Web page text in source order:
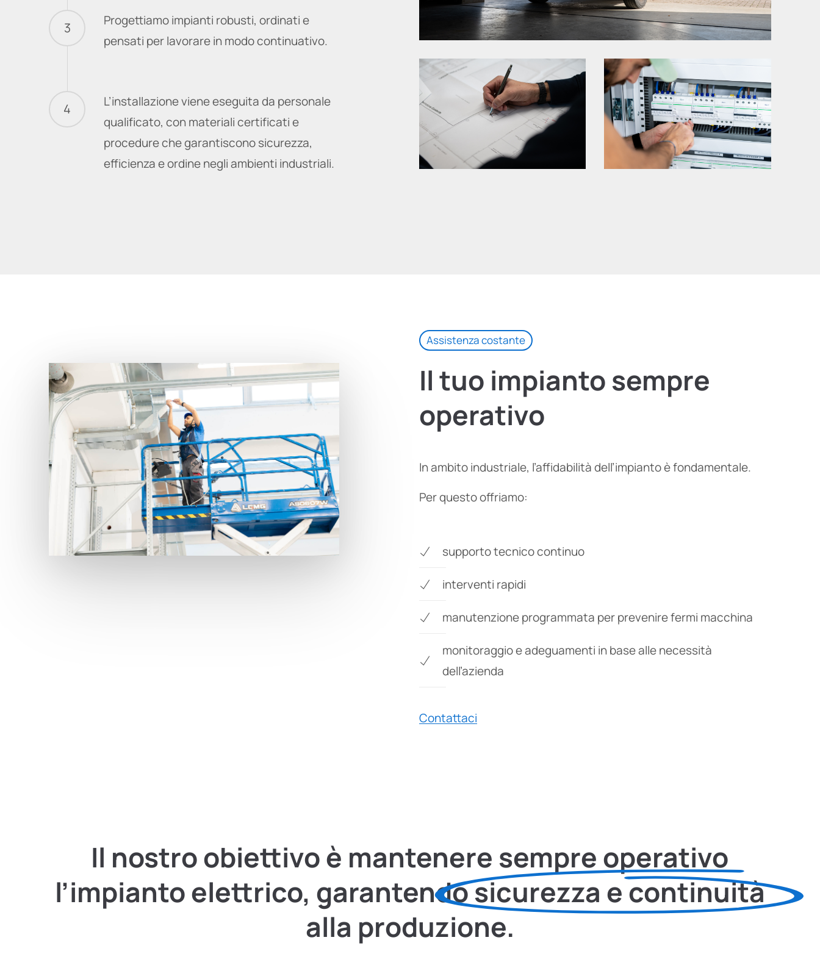
3
Progettiamo impianti robusti, ordinati e
pensati per lavorare in modo continuativo.
4
L’installazione viene eseguita da personale
qualificato, con materiali certificati e
procedure che garantiscono sicurezza,
efficienza e ordine negli ambienti industriali.
Assistenza costante
Il tuo impianto sempre
operativo
In ambito industriale, l’affidabilità dell’impianto è fondamentale.
Per questo offriamo:
supporto tecnico continuo
interventi rapidi
manutenzione programmata per prevenire fermi macchina
monitoraggio e adeguamenti in base alle necessità
dell’azienda
Contattaci
Il nostro obiettivo è mantenere sempre operativo
l’impianto elettrico, garantendosicurezza e continuità
alla produzione.